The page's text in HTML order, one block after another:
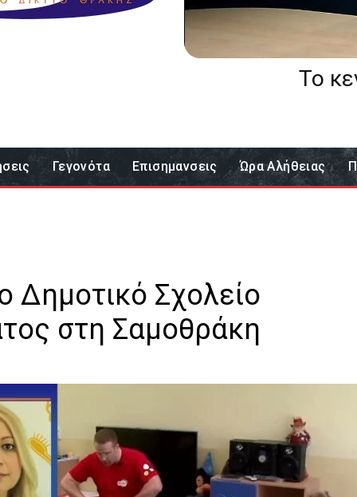
Το
Γεγονότα Επισημανσεις Ώρα Αλήθειας
Δημοτικό Σχολείο
στη Σαμοθράκη